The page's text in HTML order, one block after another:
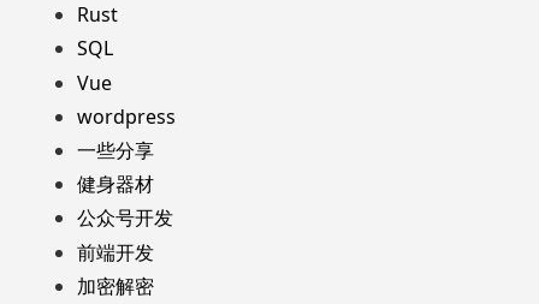
Rust
SQL
Vue
wordpress
一些分享
健身器材
公众号开发
前端开发
加密解密